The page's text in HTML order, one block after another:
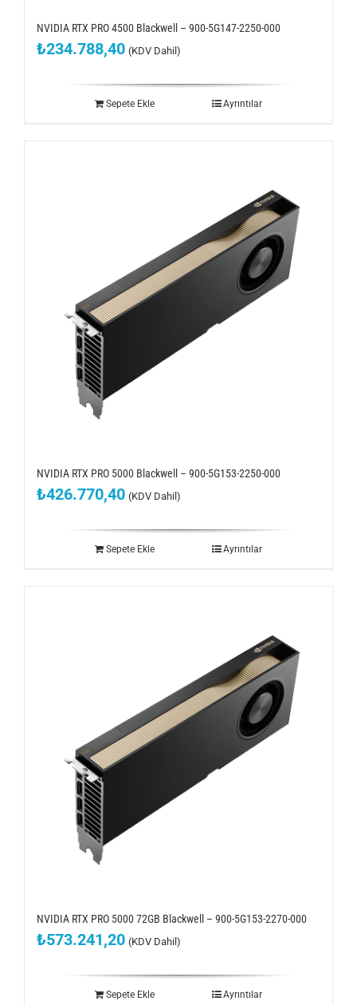
NVIDIA RTX PRO 4500 Blackwell – 900-5G147-2250-000
₺234.788,40 (KDV Dahil)
Sepete Ekle Ayrıntılar
NVIDIA RTX PRO 5000 Blackwell – 900-5G153-2250-000
₺426.770,40 (KDV Dahil)
Sepete Ekle Ayrıntılar
NVIDIA RTX PRO 5000 72GB Blackwell – 900-5G153-2270-000
₺573.241,20 (KDV Dahil)
Sepete Ekle Ayrıntılar